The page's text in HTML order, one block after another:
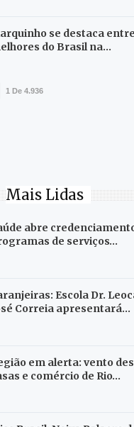
se destaca
do Brasil na…
1 De 4.936
Mais Lidas
abre
de serviços…
Escola Dr.
Correia apresentará…
em alerta: vento
e comércio de Rio…